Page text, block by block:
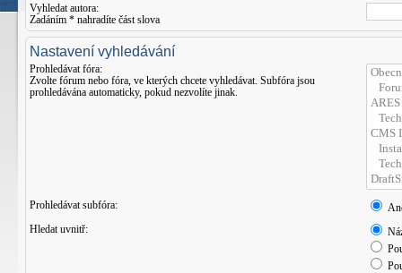
Vyhledat autora:
Zadáním * nahradíte část slova
Nastavení vyhledávání
Prohledávat fóra:
Zvolte fórum nebo fóra, ve kterých chcete vyhledávat. Subfóra jsou
prohledávána automaticky, pokud nezvolíte jinak.
Prohledávat subfóra:
Hledat uvnitř: